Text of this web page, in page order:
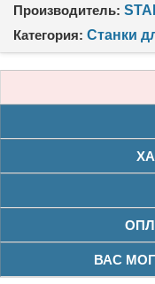
Производитель:
Категория: Станки
ВАС